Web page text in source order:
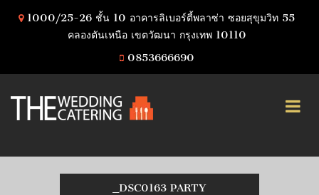
1000/25-26 ชั้น 10 อาคารลิเบอร์ตี้พลาซ่า ซอยสุขุมวิท 55
คลองตันเหนือ เขตวัฒนา กรุงเทพ 10110
0853666690
_DSC0163 PARTY